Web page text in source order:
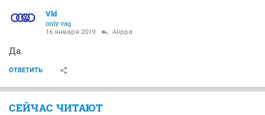
Vld
only vag
16 января 2019 Alippa
Да.
ОТВЕТИТЬ
СЕЙЧАС ЧИТАЮТ